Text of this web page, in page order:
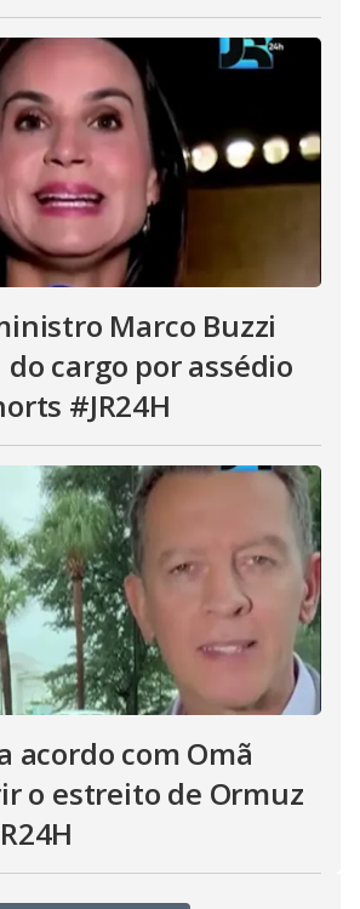
Marco Buzzi
cargo por assédio
#JR24H
acordo com Omã
o estreito de Ormuz